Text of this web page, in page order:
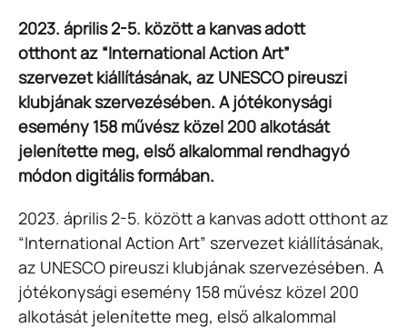
2023. április 2-5. között a kanvas adott
otthont az “International Action Art”
szervezet kiállításának, az UNESCO pireuszi
klubjának szervezésében. A jótékonysági
esemény 158 művész közel 200 alkotását
jelenítette meg, első alkalommal rendhagyó
módon digitális formában.
2023. április 2-5. között a kanvas adott otthont az
“International Action Art” szervezet kiállításának,
az UNESCO pireuszi klubjának szervezésében. A
jótékonysági esemény 158 művész közel 200
alkotását jelenítette meg, első alkalommal